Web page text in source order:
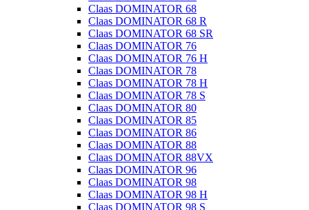
Claas DOMINATOR 68
Claas DOMINATOR 68 R
Claas DOMINATOR 68 SR
Claas DOMINATOR 76
Claas DOMINATOR 76 H
Claas DOMINATOR 78
Claas DOMINATOR 78 H
Claas DOMINATOR 78 S
Claas DOMINATOR 80
Claas DOMINATOR 85
Claas DOMINATOR 86
Claas DOMINATOR 88
Claas DOMINATOR 88VX
Claas DOMINATOR 96
Claas DOMINATOR 98
Claas DOMINATOR 98 H
Claas DOMINATOR 98 S